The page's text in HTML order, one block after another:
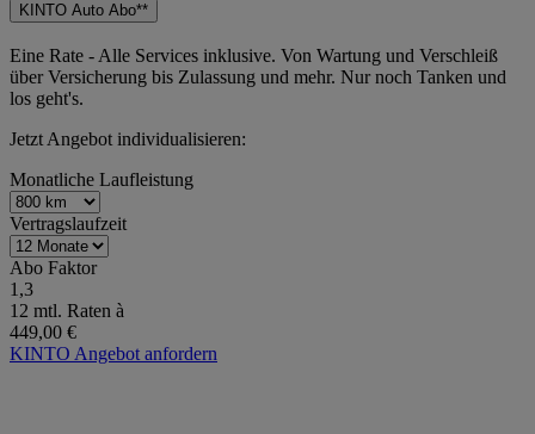
KINTO Auto Abo**
Eine Rate - Alle Services inklusive. Von Wartung und Verschleiß
über Versicherung bis Zulassung und mehr. Nur noch Tanken und
los geht's.
Jetzt Angebot individualisieren:
Monatliche Laufleistung
Vertragslaufzeit
Abo Faktor
1,3
12 mtl. Raten à
449,00 €
KINTO Angebot anfordern